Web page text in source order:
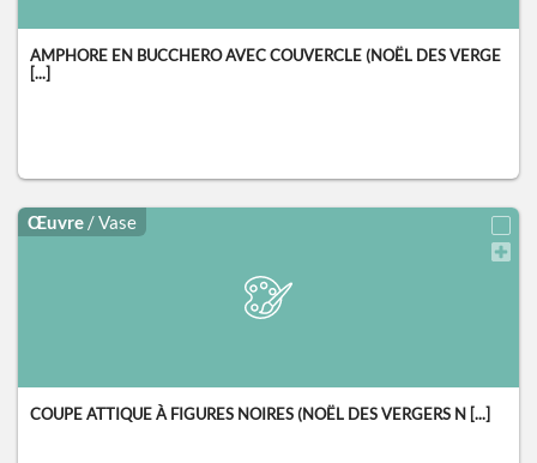
AMPHORE EN BUCCHERO AVEC COUVERCLE (NOËL DES VERGE
[...]
Œuvre / Vase
COUPE ATTIQUE À FIGURES NOIRES (NOËL DES VERGERS N [...]